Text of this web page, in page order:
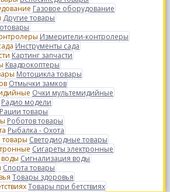
Газовое оборудование
Другие товары
Измерители-контролеры
Инструменты сада
Картинг запчасти
Квадрокоптеры
Мотоцикла товары
Отмычки замков
Очки мультемидийные
Радио модели
Рации товары
Роботов товары
Рыбалка - Охота
Светодиодные товары
Сигареты электронные
Сигнализация воды
Спорта товары
Товары здоровья
Товары при бетствиях